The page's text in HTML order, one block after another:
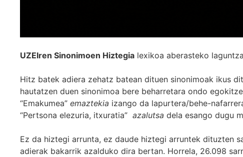
UZEIren Sinonimoen Hiztegia lexikoa aberasteko
Hitz batek adiera zehatz batean dituen sinonimoak ikus
hautatzen duen sinonimoa bere beharretara ondo
“Emakumea” emaztekia izango da lapurtera/behe-
“Pertsona elezuria, itxuratia” azalutsa dela esango dugu
Ez da hiztegi arrunta, ez daude hiztegi arruntek dituzten
adierak bakarrik azalduko dira bertan. Horrela, 26.098